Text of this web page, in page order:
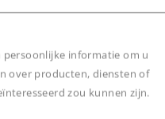
eerste keer als
persoonlijke informatie om u
over producten, diensten of
zou kunnen zijn.